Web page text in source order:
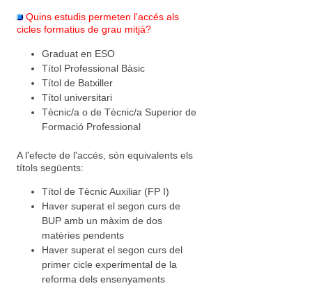
Quins estudis permeten l'accés als
cicles formatius de grau mitjà?
Graduat en ESO
Títol Professional Bàsic
Títol de Batxiller
Títol universitari
Tècnic/a o de Tècnic/a Superior de
Formació Professional
A l'efecte de l'accés, són equivalents els
títols següents:
Títol de Tècnic Auxiliar (FP I)
Haver superat el segon curs de
BUP amb un màxim de dos
matèries pendents
Haver superat el segon curs del
primer cicle experimental de la
reforma dels ensenyaments